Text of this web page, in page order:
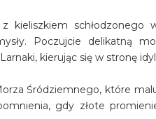
kieliszkiem
Poczujcie delikatną
kierując się w stronę
Śródziemnego, które
gdy złote